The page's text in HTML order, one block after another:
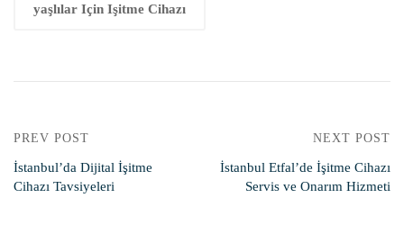
yaşlılar Için Işitme Cihazı
PREV POST
İstanbul’da Dijital İşitme
Cihazı Tavsiyeleri
NEXT POST
İstanbul Etfal’de İşitme Cihazı
Servis ve Onarım Hizmeti